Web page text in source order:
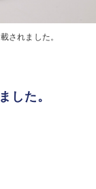
されました。
した。